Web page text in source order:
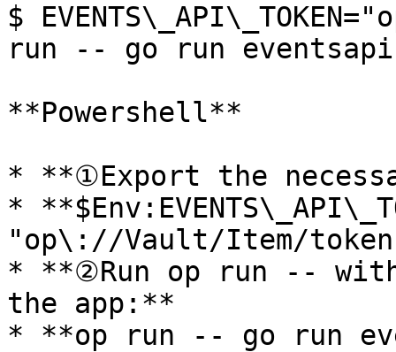
$
run -- go run
**Powershell**
* **①Export the
*
"op\://Vault/Item/
* **②Run op run --
the app:**
* **op run -- go run